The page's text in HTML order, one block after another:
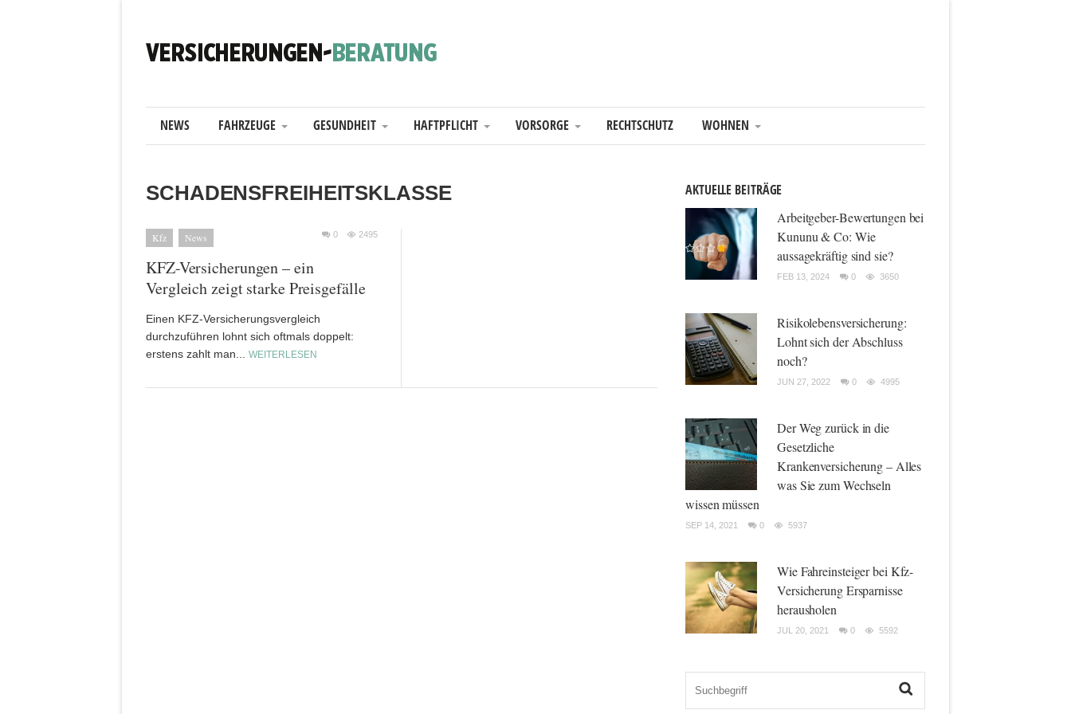
NEWS FAHRZEUGE GESUNDHEIT HAFTPFLICHT VORSORGE RECHTSCHUTZ WOHNEN
SCHADENSFREIHEITSKLASSE
Kfz News 2495
0
KFZ-Versicherungen – ein
Vergleich zeigt starke Preisgefälle
Einen KFZ-Versicherungsvergleich
durchzuführen lohnt sich oftmals doppelt:
erstens zahlt man... WEITERLESEN
AKTUELLE BEITRÄGE
Arbeitgeber-Bewertungen bei
Kununu & Co: Wie
aussagekräftig sind sie?
FEB 13, 2024 0 3650
Risikolebensversicherung:
Lohnt sich der Abschluss
noch?
JUN 27, 2022 0 4995
Der Weg zurück in die
Gesetzliche
Krankenversicherung – Alles
was Sie zum Wechseln
wissen müssen
SEP 14, 2021 0 5937
Wie Fahreinsteiger bei Kfz-
Versicherung Ersparnisse
herausholen
JUL 20, 2021 0 5592